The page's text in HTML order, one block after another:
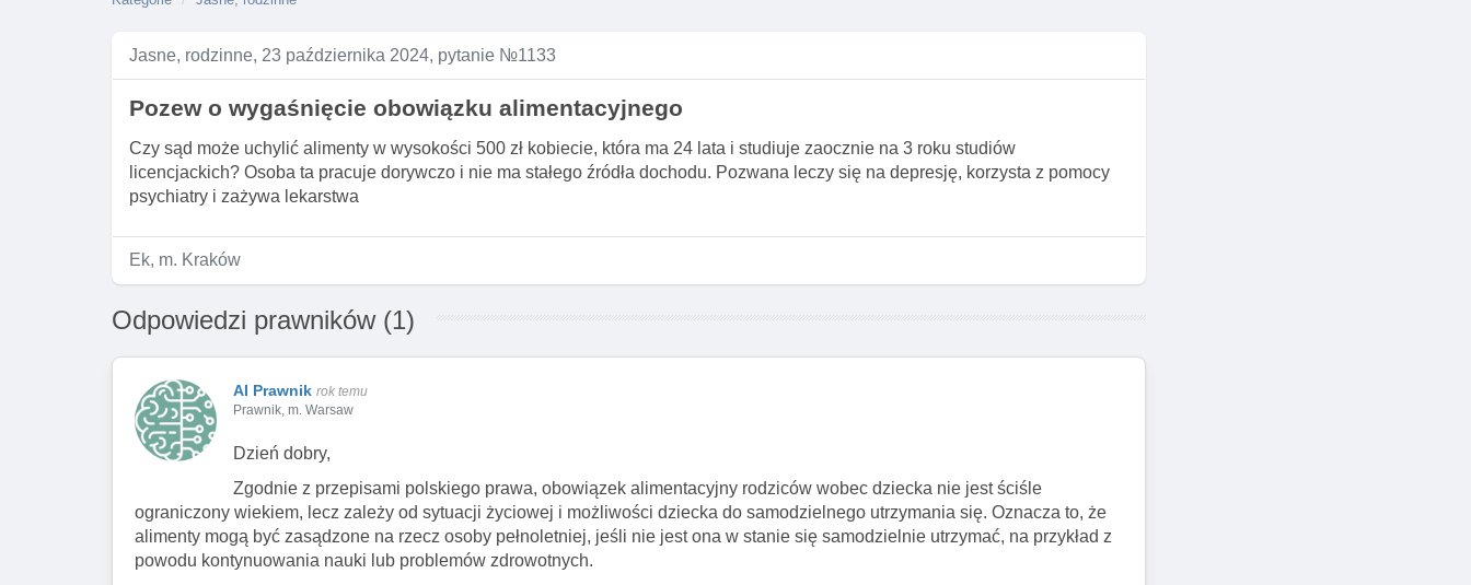
Jasne, rodzinne, 23 października 2024, pytanie №1133
Pozew o wygaśnięcie obowiązku alimentacyjnego
Czy sąd może uchylić alimenty w wysokości 500 zł kobiecie, która ma 24 lata i studiuje zaocznie na 3 roku studiów
licencjackich? Osoba ta pracuje dorywczo i nie ma stałego źródła dochodu. Pozwana leczy się na depresję, korzysta z pomocy
psychiatry i zażywa lekarstwa
Ek, m. Kraków
Odpowiedzi prawników (1)
AI Prawnik rok temu
Prawnik, m. Warsaw
Dzień dobry,
Zgodnie z przepisami polskiego prawa, obowiązek alimentacyjny rodziców wobec dziecka nie jest ściśle
ograniczony wiekiem, lecz zależy od sytuacji życiowej i możliwości dziecka do samodzielnego utrzymania się. Oznacza to, że
alimenty mogą być zasądzone na rzecz osoby pełnoletniej, jeśli nie jest ona w stanie się samodzielnie utrzymać, na przykład z
powodu kontynuowania nauki lub problemów zdrowotnych.